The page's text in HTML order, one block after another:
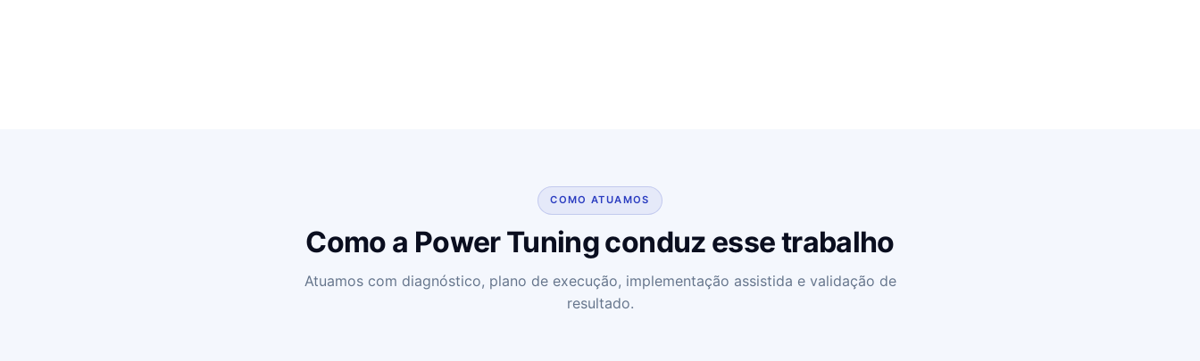
COMO ATUAMOS
Como a Power Tuning conduz esse trabalho
Atuamos com diagnóstico, plano de execução, implementação assistida e validação de
resultado.